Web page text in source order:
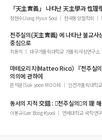
「天主實義」 나타난 天主學과 性理
정현수(Jung Hyun Soo) 한국동양철학회
천주실의(天主實義) 에 나타난 불교사
중심으로
최동석 대구가톨릭대학교 가톨릭사상연구소
마테오리치(Matteo Ricci) 『천주실의
의의에 관하여
문석윤(Suk yoon MOON) 인천가톨릭대학
동서의 지적 交錯 : 천주실의의 理
이봉규(Lee Bong-Kyoo) 연세대학교 국학연